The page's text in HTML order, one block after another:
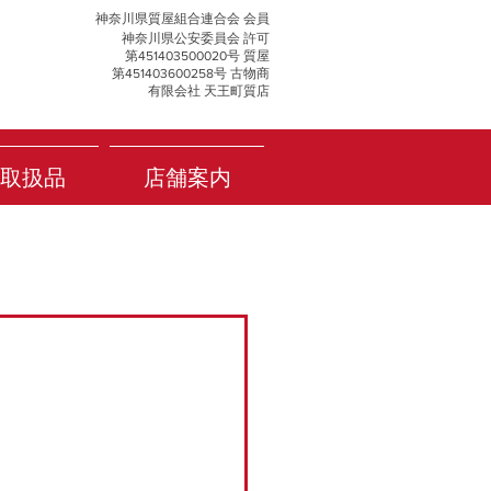
神奈川県質屋組合連合会 会員
神奈川県公安委員会 許可
第451403500020号 質屋
第451403600258号 古物商
有限会社 天王町質店
扱品 店舗案内